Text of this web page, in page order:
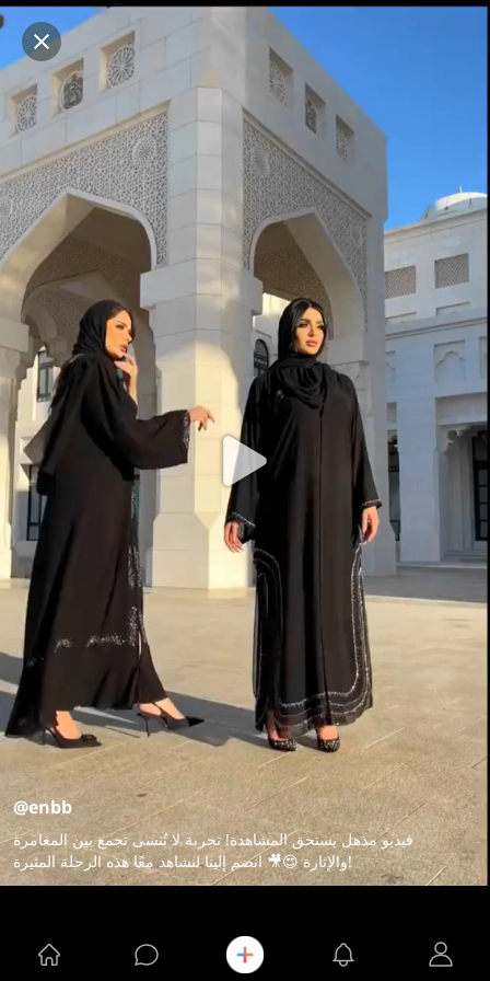
@enbb
فيديو مذهل يستحق المشاهدة! تجربة لا تُنسى تجمع بين المغامرة
والإثارة 😍🎥 انضم إلينا لنشاهد معًا هذه الرحلة المثيرة!